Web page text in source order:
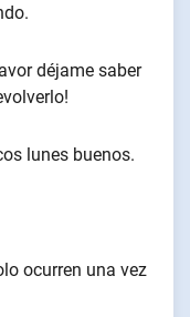
déjame saber
lunes buenos.
ocurren una vez